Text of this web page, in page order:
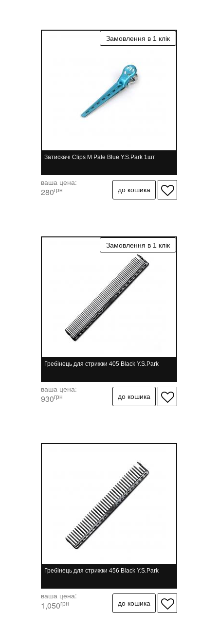
Затискачі Clips M Pale Blue Y.S.Park 1шт
ваша цена:
280грн
Гребінець для стрижки 405 Black Y.S.Park
ваша цена:
930грн
Гребінець для стрижки 456 Black Y.S.Park
ваша цена:
1,050грн